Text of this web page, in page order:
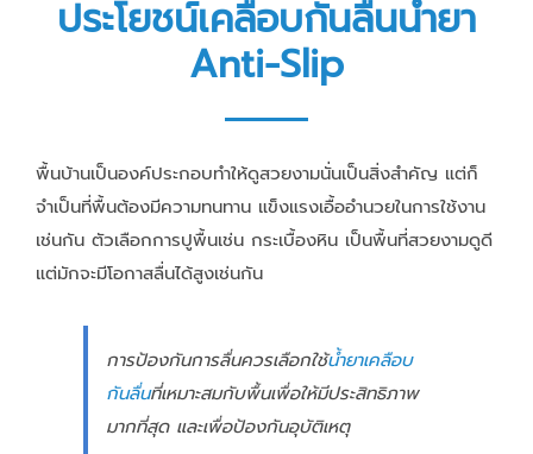
ประโยชน์เคลือบกันลื่นน้ำยา
Anti-Slip
พื้นบ้านเป็นองค์ประกอบทำให้ดูสวยงามนั่นเป็นสิ่งสำคัญ แต่ก็
จำเป็นที่พื้นต้องมีความทนทาน แข็งแรงเอื้ออำนวยในการใช้งาน
เช่นกัน ตัวเลือกการปูพื้นเช่น กระเบื้องหิน เป็นพื้นที่สวยงามดูดี
แต่มักจะมีโอกาสลื่นได้สูงเช่นกัน
การป้องกันการลื่นควรเลือกใช้น้ำยาเคลือบ
กันลื่นที่เหมาะสมกับพื้นเพื่อให้มีประสิทธิภาพ
มากที่สุด และเพื่อป้องกันอุบัติเหตุ